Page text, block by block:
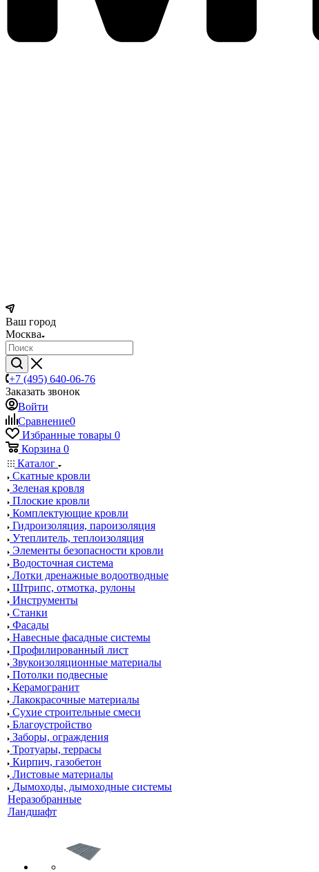
Ваш город
Москва
+7 (495) 640-06-76
Заказать звонок
Войти
Сравнение0
Избранные товары 0
Корзина 0
Каталог
Скатные кровли
Зеленая кровля
Плоские кровли
Комплектующие кровли
Гидроизоляция, пароизоляция
Утеплитель, теплоизоляция
Элементы безопасности кровли
Водосточная система
Лотки дренажные водоотводные
Штрипс, отмотка, рулоны
Инструменты
Станки
Фасады
Навесные фасадные системы
Профилированный лист
Звукоизоляционные материалы
Потолки подвесные
Керамогранит
Лакокрасочные материалы
Сухие строительные смеси
Благоустройство
Заборы, ограждения
Тротуары, террасы
Кирпич, газобетон
Листовые материалы
Дымоходы, дымоходные системы
Неразобранные
Ландшафт